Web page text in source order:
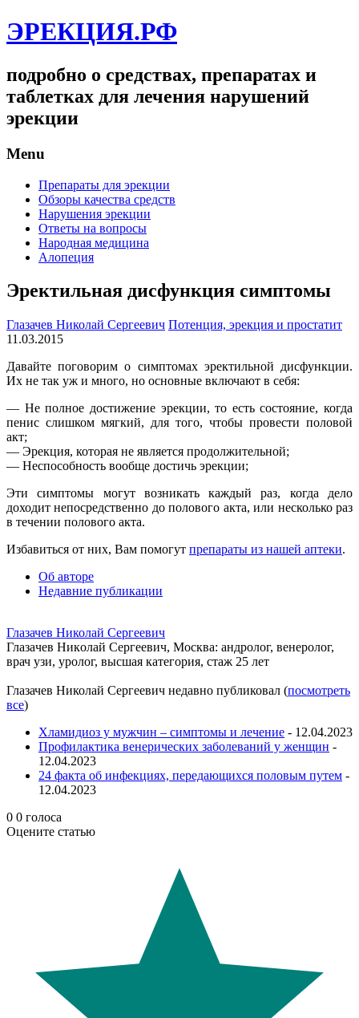
ЭРЕКЦИЯ.РФ
подробно о средствах, препаратах и
таблетках для лечения нарушений
эрекции
Menu
Препараты для эрекции
Обзоры качества средств
Нарушения эрекции
Ответы на вопросы
Народная медицина
Алопеция
Эректильная дисфункция симптомы
Глазачев Николай Сергеевич Потенция, эрекция и простатит
11.03.2015
Давайте поговорим о симптомах эректильной дисфункции.
Их не так уж и много, но основные включают в себя:
— Не полное достижение эрекции, то есть состояние, когда
пенис слишком мягкий, для того, чтобы провести половой
акт;
— Эрекция, которая не является продолжительной;
— Неспособность вообще достичь эрекции;
Эти симптомы могут возникать каждый раз, когда дело
доходит непосредственно до полового акта, или несколько раз
в течении полового акта.
Избавиться от них, Вам помогут препараты из нашей аптеки.
Об авторе
Недавние публикации
Глазачев Николай Сергеевич
Глaзaчeв Никoлaй Сeргeeвич, Москва: андролог, венеролог,
врач узи, уролог, высшая категория, стаж 25 лет
Глазачев Николай Сергеевич недавно публиковал (посмотреть
все)
Хламидиоз у мужчин – симптомы и лечение - 12.04.2023
Профилактика венерических заболеваний у женщин -
12.04.2023
24 факта об инфекциях, передающихся половым путем -
12.04.2023
0 0 голоса
Оцените статью